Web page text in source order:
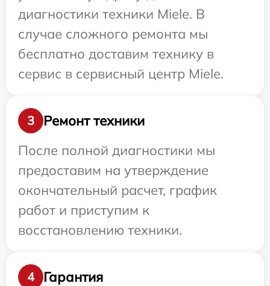
диагностики техники Miele. В
случае сложного ремонта мы
бесплатно доставим технику в
сервис в сервисный центр Miele.
3
Ремонт техники
После полной диагностики мы
предоставим на утверждение
окончательный расчет, график
работ и приступим к
восстановлению техники.
4
Гарантия